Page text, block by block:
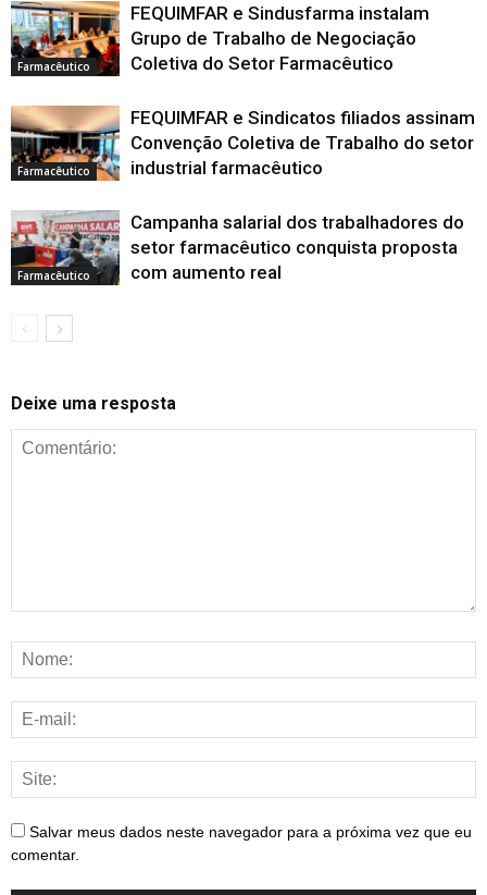
Farmacêutico
FEQUIMFAR e Sindusfarma instalam
Grupo de Trabalho de Negociação
Coletiva do Setor Farmacêutico
Farmacêutico
FEQUIMFAR e Sindicatos filiados assinam
Convenção Coletiva de Trabalho do setor
industrial farmacêutico
Farmacêutico
Campanha salarial dos trabalhadores do
setor farmacêutico conquista proposta
com aumento real
Deixe uma resposta
Salvar meus dados neste navegador para a próxima vez que eu
comentar.